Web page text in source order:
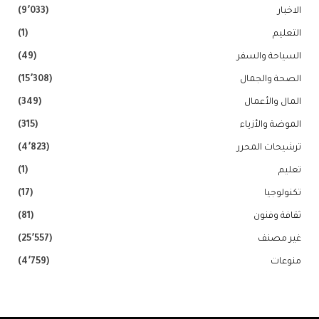
الاخبار (9٬033)
التعليم (1)
السياحة والسفر (49)
الصحة والجمال (15٬308)
المال والأعمال (349)
الموضة والأزياء (315)
ترشيحات المحرر (4٬823)
تعليم (1)
تكنولوجيا (17)
ثقافة وفنون (81)
غير مصنف (25٬557)
منوعات (4٬759)